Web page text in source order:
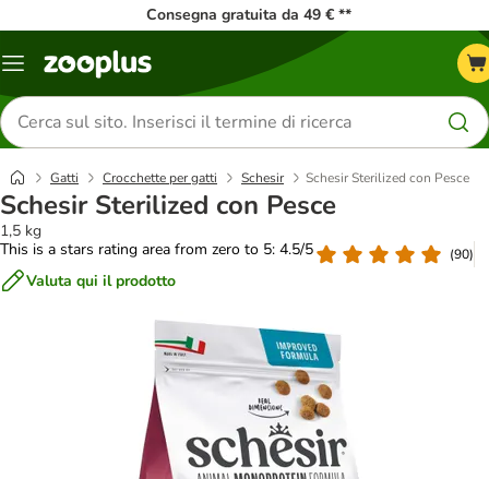
Consegna gratuita da 49 € **
Overview
Cerca
prodotti
Gatti Crocchette per gatti Schesir Schesir Sterilized con Pesce
Schesir Sterilized con Pesce
1,5 kg
This is a stars rating area from zero to 5: 4.5/5
(90)
Valuta qui il prodotto